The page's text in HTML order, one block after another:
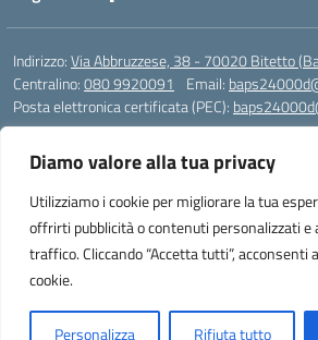
Diamo valore alla tua privacy
Utilizziamo i cookie per migliorare la tua
offrirti pubblicità o contenuti personalizzati e
traffico. Cliccando “Accetta tutti”, acconsenti
cookie.
Personalizza Rifiuta tutto
Indirizzo:Via Abbruzzese, 38 - 70020 Bitetto
Centralino:080 9920091 Email:
Posta elettronica certificata (PEC):
Codice meccanografico:BAPS24000D
Codice Indice delle Pubbliche Amministrazioni
Codice unico di fatturazione (CUF): UFOR9J